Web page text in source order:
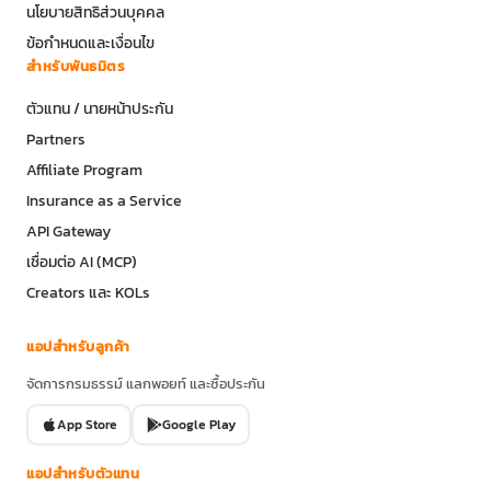
นโยบายสิทธิส่วนบุคคล
ข้อกำหนดและเงื่อนไข
สำหรับพันธมิตร
ตัวแทน / นายหน้าประกัน
Partners
Affiliate Program
Insurance as a Service
API Gateway
เชื่อมต่อ AI (MCP)
Creators และ KOLs
แอปสำหรับลูกค้า
จัดการกรมธรรม์ แลกพอยท์ และซื้อประกัน
App Store Google Play
แอปสำหรับตัวแทน